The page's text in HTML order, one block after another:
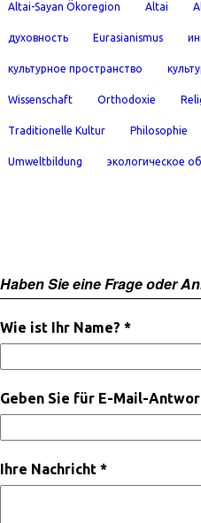
Altai-Sayan Ökoregion Altai
духовность Eurasianismus
культурное пространство
Wissenschaft Orthodoxie
Traditionelle Kultur Philosophie
Umweltbildung экологическое
Haben Sie eine Frage oder
Wie ist Ihr Name? *
Geben Sie für E-Mail-
Ihre Nachricht *